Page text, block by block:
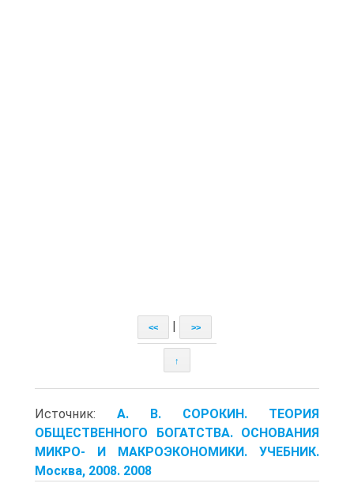
<< >>
↑
Источник: А. В. СОРОКИН. ТЕОРИЯ
ОБЩЕСТВЕННОГО БОГАТСТВА. ОСНОВАНИЯ
МИКРО- И МАКРОЭКОНОМИКИ. УЧЕБНИК.
Москва, 2008. 2008